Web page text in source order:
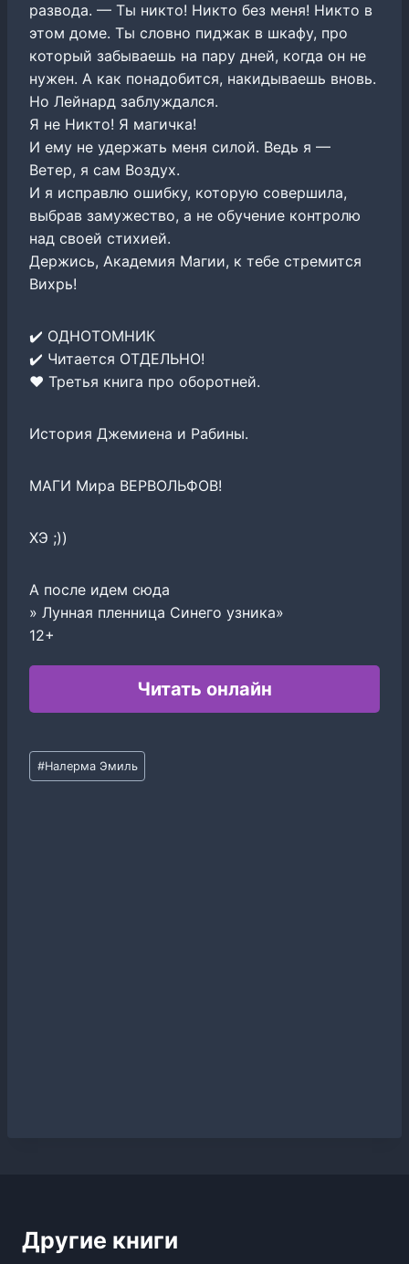
развода. — Ты никто! Никто без меня! Никто в
этом доме. Ты словно пиджак в шкафу, про
который забываешь на пару дней, когда он не
нужен. А как понадобится, накидываешь вновь.
Но Лейнард заблуждался.
Я не Никто! Я магичка!
И ему не удержать меня силой. Ведь я —
Ветер, я сам Воздух.
И я исправлю ошибку, которую совершила,
выбрав замужество, а не обучение контролю
над своей стихией.
Держись, Академия Магии, к тебе стремится
Вихрь!
✔️ ОДНОТОМНИК
✔️ Читается ОТДЕЛЬНО!
❤️ Третья книга про оборотней.
История Джемиена и Рабины.
МАГИ Мира ВЕРВОЛЬФОВ!
ХЭ ;))
А после идем сюда
» Лунная пленница Синего узника»
12+
Читать онлайн
Метки
записи:
#Налерма Эмиль
Другие книги